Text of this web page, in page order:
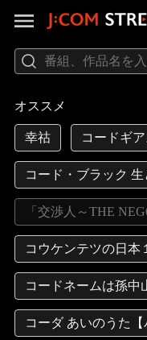
オススメ
幸祜 コードギ
コード・ブラック
「交渉人～THE
コウケンテツの日本
コードネームは孫中
コーダ あいのうた【